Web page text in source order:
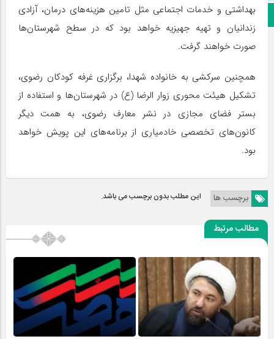
اپلیکیشن بیرق
بهداشتی و خدمات اجتماعی مثل تامین هزینه‌های درمان، آزادی
زندانیان و تهیه جهیزیه خواهد بود که در سطح شهرستان‌ها
صورت خواهند گرفت.
همچنین سرکشی به خانواده شهدا، برگزاری غرفه کودکان رضوی،
تشکیل هیئت محوری زوار الرضا (ع) در شهرستان‌ها و استفاده از
بستر فضای مجازی در نشر معارف رضوی، به همت دیگر
کانون‌های تخصصی خادمیاری از برنامه‌های این پویش خواهد
بود.
برچسب ها این مطلب بدون برچسب می باشد.
مطالب مرتبط